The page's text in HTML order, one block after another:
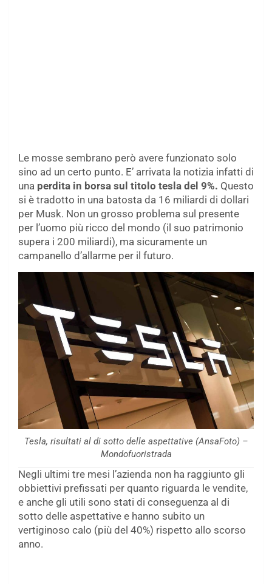
Le mosse sembrano però avere funzionato solo
sino ad un certo punto. E’ arrivata la notizia infatti di
una perdita in borsa sul titolo tesla del 9%. Questo
si è tradotto in una batosta da 16 miliardi di dollari
per Musk. Non un grosso problema sul presente
per l’uomo più ricco del mondo (il suo patrimonio
supera i 200 miliardi), ma sicuramente un
campanello d’allarme per il futuro.
Tesla, risultati al di sotto delle aspettative (AnsaFoto) –
Mondofuoristrada
Negli ultimi tre mesi l’azienda non ha raggiunto gli
obbiettivi prefissati per quanto riguarda le vendite,
e anche gli utili sono stati di conseguenza al di
sotto delle aspettative e hanno subito un
vertiginoso calo (più del 40%) rispetto allo scorso
anno.